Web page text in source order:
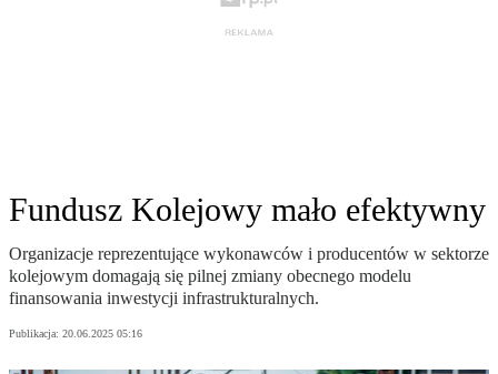
Fundusz Kolejowy mało efektywny
Organizacje reprezentujące wykonawców i producentów w sektorze
kolejowym domagają się pilnej zmiany obecnego modelu
finansowania inwestycji infrastrukturalnych.
Publikacja: 20.06.2025 05:16